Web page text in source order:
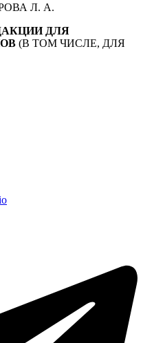
Л. А.
ДЛЯ
(В ТОМ ЧИСЛЕ, ДЛЯ